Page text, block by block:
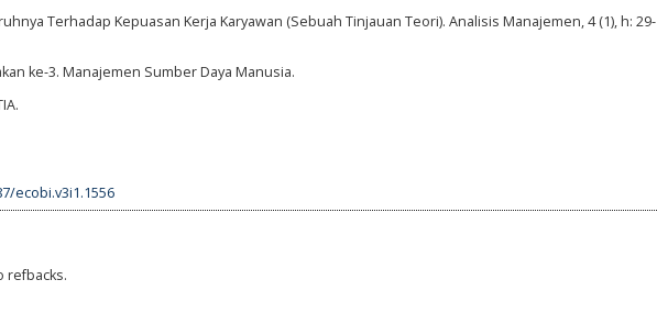
Terhadap Kepuasan Kerja Karyawan (Sebuah Tinjauan Teori). Analisis Manajemen, 4 (1), h: 29-
ke-3. Manajemen Sumber Daya Manusia.
ecobi.v3i1.1556
refbacks.